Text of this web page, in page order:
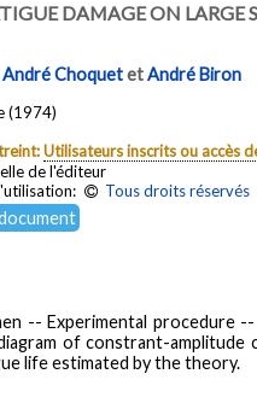
DAMAGE ON LARGE
André ChoquetetAndré Biron
(1974)
Utilisateurs inscrits ou accès
de l'éditeur
Tous droits réservés
-- Experimental procedure
of constrant-
life estimated by the theory.